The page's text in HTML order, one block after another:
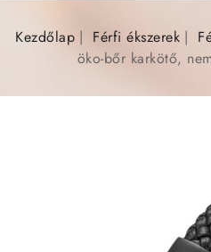
Kezdőlap Férfi ékszerek
öko-bőr karkötő,